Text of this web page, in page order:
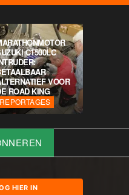
C1500LC
VOOR
ROAD KING
REPORTAGES
HIER IN